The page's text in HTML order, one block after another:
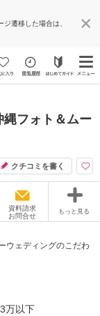
遷移した場合は、
フォト＆ムー
クチコミを書く
資料請求
お問合せ
もっと見る
ウェディングのこだわ
万以下